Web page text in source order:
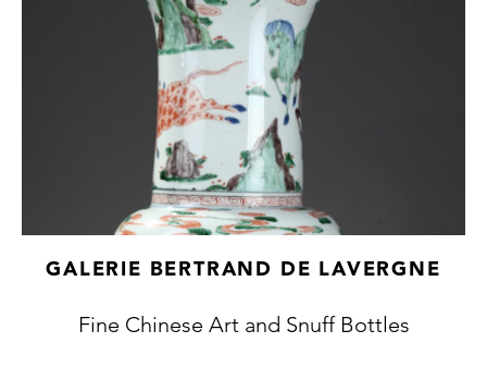
GALERIE BERTRAND DE LAVERGNE
Fine Chinese Art and Snuff Bottles